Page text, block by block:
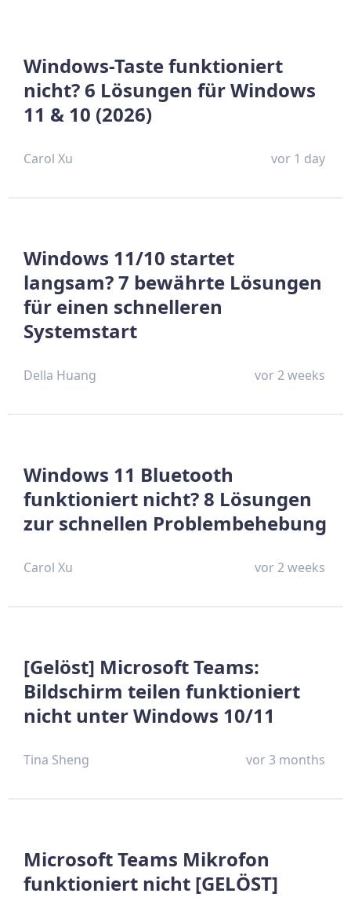
Windows-Taste funktioniert
nicht? 6 Lösungen für Windows
11 & 10 (2026)
Carol Xu vor 1 day
Windows 11/10 startet
langsam? 7 bewährte Lösungen
für einen schnelleren
Systemstart
Della Huang vor 2 weeks
Windows 11 Bluetooth
funktioniert nicht? 8 Lösungen
zur schnellen Problembehebung
Carol Xu vor 2 weeks
[Gelöst] Microsoft Teams:
Bildschirm teilen funktioniert
nicht unter Windows 10/11
Tina Sheng vor 3 months
Microsoft Teams Mikrofon
funktioniert nicht [GELÖST]